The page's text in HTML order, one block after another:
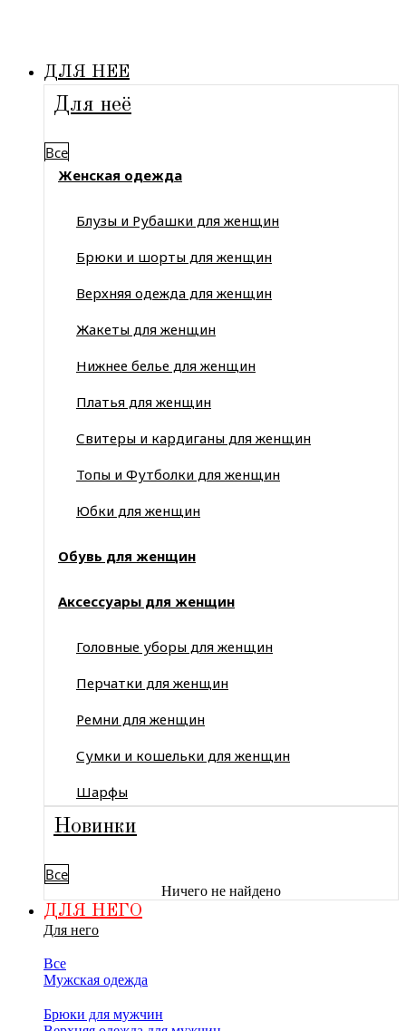
ДЛЯ НЕЕ
Для неё
Все
Женская одежда
Блузы и Рубашки для женщин
Брюки и шорты для женщин
Верхняя одежда для женщин
Жакеты для женщин
Нижнее белье для женщин
Платья для женщин
Свитеры и кардиганы для женщин
Топы и Футболки для женщин
Юбки для женщин
Обувь для женщин
Аксессуары для женщин
Головные уборы для женщин
Перчатки для женщин
Ремни для женщин
Сумки и кошельки для женщин
Шарфы
Новинки
Все
Ничего не найдено
ДЛЯ НЕГО
Для него
Все
Мужская одежда
Брюки для мужчин